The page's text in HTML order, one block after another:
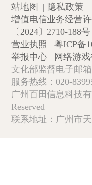
站地图
| 隐私政策
增值电信业务经营
〔2024〕2710-188号
营业执照
粤ICP备
举报中心
网络游
文化部监督电子邮
服务热线：020-
广州百田信息科技
Reserved
联系地址：广州市